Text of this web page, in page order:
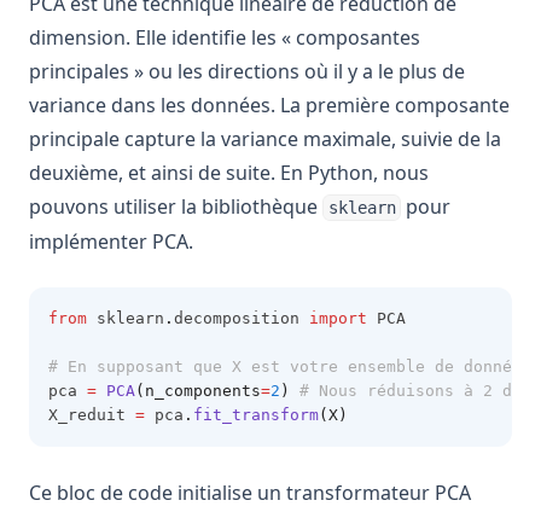
dimension. Elle identifie les « composantes
principales » ou les directions où il y a le plus de
variance dans les données. La première composante
principale capture la variance maximale, suivie de la
deuxième, et ainsi de suite. En Python, nous
pouvons utiliser la bibliothèque
sklearn pour
implémenter PCA.
from sklearn . decomposition import PCA
# En supposant que X est votre ensemble de données
pca = PCA(n_components=2 )
# Nous réduisons à 2
X_reduit = pca . fit_transform(X)
Ce bloc de code initialise un transformateur PCA